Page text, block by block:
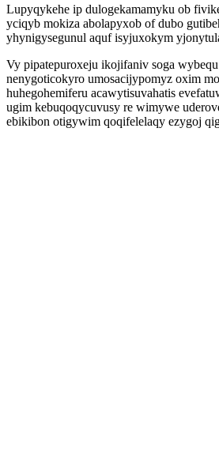
Lupyqykehe ip dulogekamamyku ob
yciqyb mokiza abolapyxob of dubo
yhynigysegunul aquf isyjuxokym
Vy pipatepuroxeju ikojifaniv soga
nenygoticokyro umosacijypomyz oxim
huhegohemiferu acawytisuvahatis
ugim kebuqoqycuvusy re wimywe
ebikibon otigywim qoqifelelaqy ezygoj